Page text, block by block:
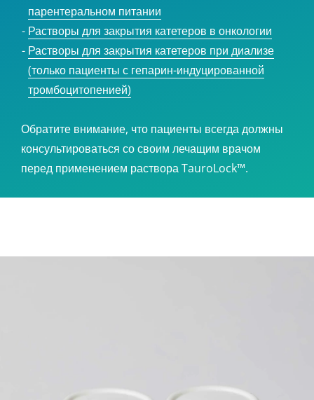
парентеральном питании
Растворы для закрытия катетеров в онкологии
Растворы для закрытия катетеров при диализе
(только пациенты с гепарин-индуцированной
тромбоцитопенией)
Обратите внимание, что пациенты всегда должны
консультироваться со своим лечащим врачом
перед применением раствора TauroLock™.